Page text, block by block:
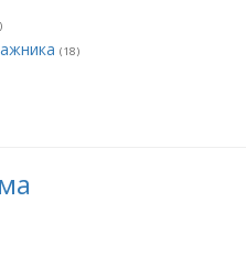
(18)